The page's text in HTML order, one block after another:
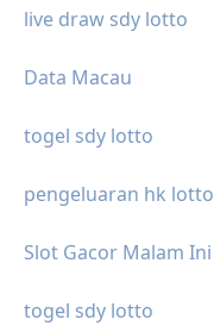
live draw sdy lotto
Data Macau
togel sdy lotto
pengeluaran hk lotto
Slot Gacor Malam Ini
togel sdy lotto